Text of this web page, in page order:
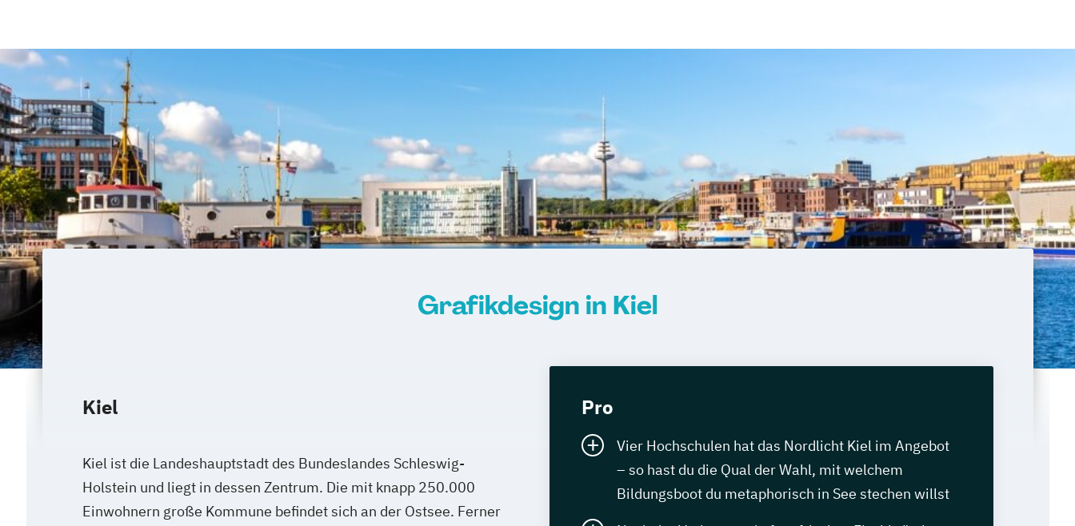
Grafikdesign in Kiel
Kiel
Kiel ist die Landeshauptstadt des Bundeslandes Schleswig-
Holstein und liegt in dessen Zentrum. Die mit knapp 250.000
Einwohnern große Kommune befindet sich an der Ostsee. Ferner
Pro
Vier Hochschulen hat das Nordlicht Kiel im Angebot
– so hast du die Qual der Wahl, mit welchem
Bildungsboot du metaphorisch in See stechen willst